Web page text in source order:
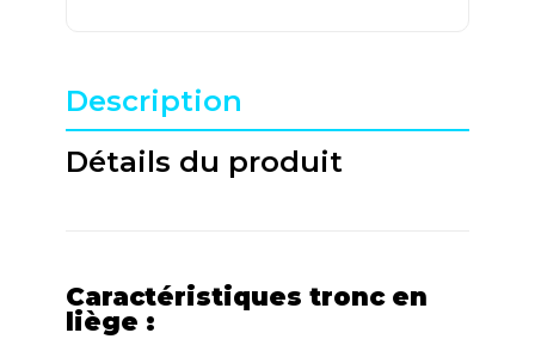
Description
Détails du produit
Caractéristiques tronc en
liège :